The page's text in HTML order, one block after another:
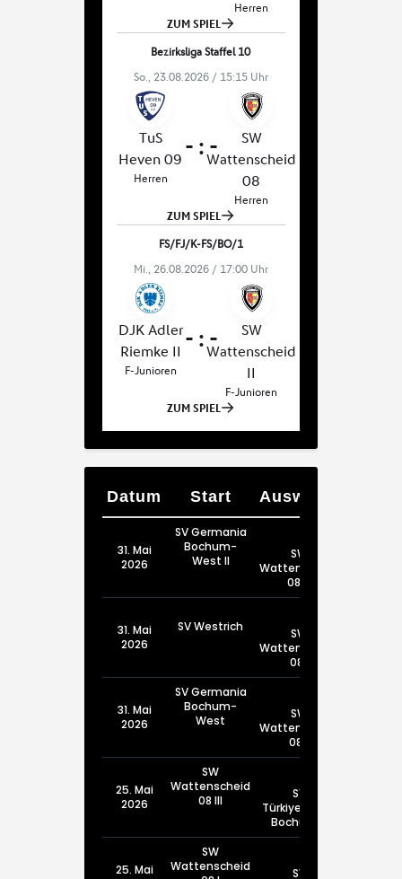
Datum Start Auswärts
31. Mai
2026
SV Germania
Bochum-
West II
SW
Wattenscheid
08 III
31. Mai
2026
SV Westrich
SW
Wattenscheid
08 I
31. Mai
2026
SV Germania
Bochum-
West
SW
Wattenscheid
08 II
25. Mai
2026
SW
Wattenscheid
08 III
SV
Türkiyemspor
Bochum III
25. Mai
SW
Wattenscheid
SV